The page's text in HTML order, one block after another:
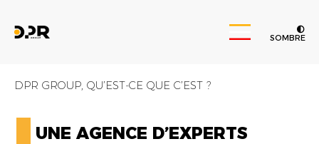
SOMBRE
DPR GROUP, QU’EST-CE QUE C’EST ?
UNE AGENCE D’EXPERTS